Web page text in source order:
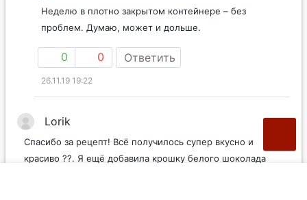
Неделю в плотно закрытом контейнере – без
проблем. Думаю, может и дольше.
0 0 Ответить
26.11.19 19:22
Lorik
Спасибо за рецепт! Всё получилось супер вкусно и
красиво ??. Я ещё добавила крошку белого шоколада